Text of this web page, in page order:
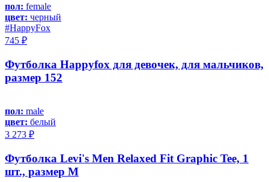
пол: female
цвет: черный
#HappyFox
745 ₽
Футболка Happyfox для девочек, для мальчиков,
размер 152
пол: male
цвет: белый
3 273 ₽
Футболка Levi's Men Relaxed Fit Graphic Tee, 1
шт., размер M